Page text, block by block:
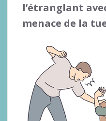
l’étranglant
menace de la